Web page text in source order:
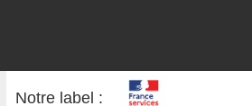
Notre label :